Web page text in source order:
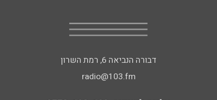
דבורה הנביאה 6, רמת השרון
radio@103.fm